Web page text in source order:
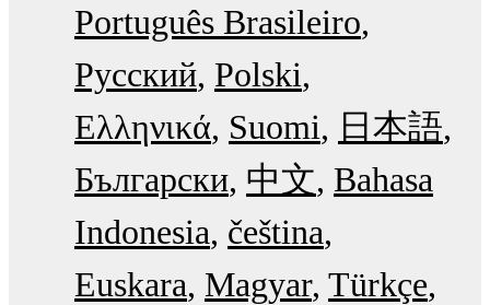
Português Brasileiro
Русский Polski
Ελληνικά Suomi
日本語
Български 中文 Bahasa
Indonesia čeština
Euskara Magyar Türkçe